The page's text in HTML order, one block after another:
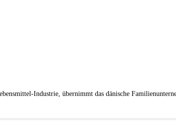
Industrie, übernimmt das dänische